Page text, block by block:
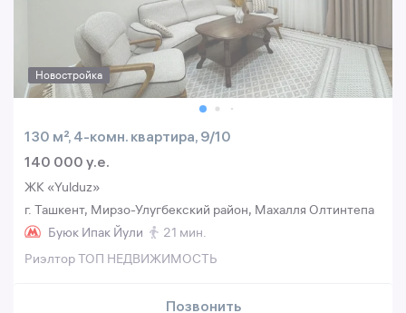
Новостройка
130 м², 4-комн. квартира, 9/10
140 000 y.e.
ЖК «Yulduz»
г. Ташкент, Мирзо-Улугбекский район, Махалля Олтинтепа
Буюк Ипак Йули
21 мин.
Риэлтор ТОП НЕДВИЖИМОСТЬ
Позвонить